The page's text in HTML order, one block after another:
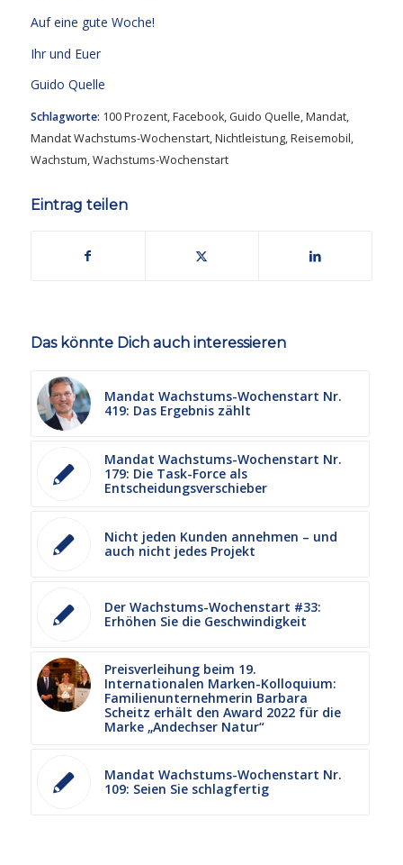
Auf eine gute Woche!
Ihr und Euer
Guido Quelle
Schlagworte: 100 Prozent,Facebook, Guido Quelle,Mandat,
Mandat Wachstums-Wochenstart,Nichtleistung,Reisemobil,
Wachstum,Wachstums-Wochenstart
Eintrag teilen
Das könnte Dich auch interessieren
Mandat Wachstums-Wochenstart Nr.
419: Das Ergebnis zählt
Mandat Wachstums-Wochenstart Nr.
179: Die Task-Force als
Entscheidungsverschieber
Nicht jeden Kunden annehmen – und
auch nicht jedes Projekt
Der Wachstums-Wochenstart #33:
Erhöhen Sie die Geschwindigkeit
Preisverleihung beim 19.
Internationalen Marken-Kolloquium:
Familienunternehmerin Barbara
Scheitz erhält den Award 2022 für die
Marke „Andechser Natur“
Mandat Wachstums-Wochenstart Nr.
109: Seien Sie schlagfertig